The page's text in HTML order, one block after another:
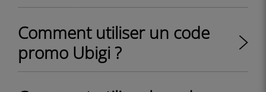
Comment utiliser un code
promo Ubigi ?